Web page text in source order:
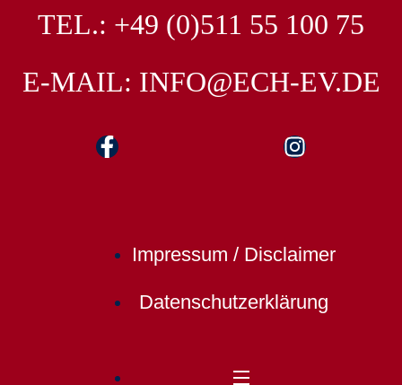
TEL.: +49 (0)511 55 100 75
E-MAIL: INFO@ECH-EV.DE
Impressum / Disclaimer
Datenschutz­erklärung